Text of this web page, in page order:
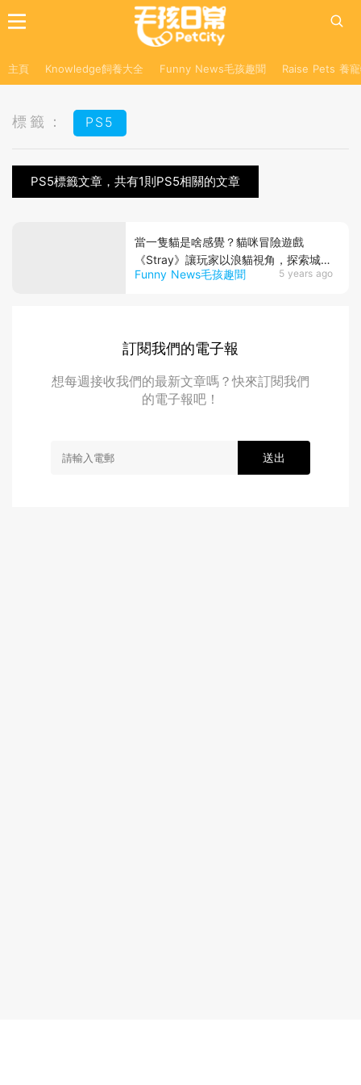
主頁 Knowledge飼養大全 Funny News毛孩趣聞 Raise Pets 養
標籤： PS5
PS5標籤文章，共有1則PS5相關的文章
Funny News毛孩趣聞 5 years ago
當一隻貓是啥感覺？貓咪冒險遊戲
《Stray》讓玩家以浪貓視角，探索城市
以揭開謎團找回家人！
訂閱我們的電子報
想每週接收我們的最新文章嗎？快來訂閱我們
的電子報吧！
送出